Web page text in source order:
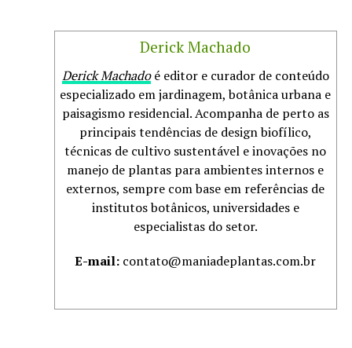
Derick Machado
Derick Machadoé editor e curador de conteúdo
especializado em jardinagem, botânica urbana e
paisagismo residencial. Acompanha de perto as
principais tendências de design biofílico,
técnicas de cultivo sustentável e inovações no
manejo de plantas para ambientes internos e
externos, sempre com base em referências de
institutos botânicos, universidades e
especialistas do setor.
E-mail: contato@maniadeplantas.com.br